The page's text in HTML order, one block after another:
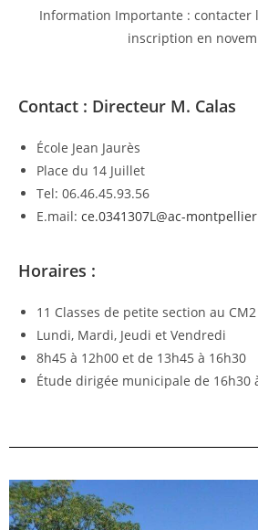
Information Importante : contacter
inscription en
Contact : Directeur M. Calas
École Jean Jaurès
Place du 14 Juillet
Tel: 06.46.45.93.56
E.mail: ce.0341307L@ac-
Horaires :
11 Classes de petite section au CM2
Lundi, Mardi, Jeudi et Vendredi
8h45 à 12h00 et de 13h45 à 16h30
Étude dirigée municipale de 16h30